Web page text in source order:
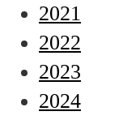
2021
2022
2023
2024